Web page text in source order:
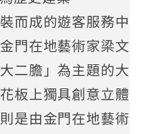
而成的遊客服務中
門在地藝術家梁文
二膽」為主題的大
板上獨具創意立體
是由金門在地藝術